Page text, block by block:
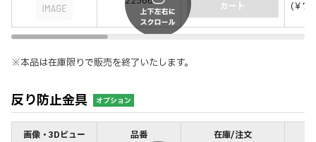
カート (￥
※本品は在庫限りで販売を終了いたします。
反り防止金具 オプション
画像・3Dビュー 品番 在庫/注文